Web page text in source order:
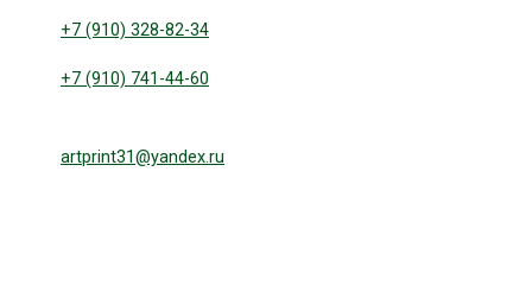
+7 (910) 328-82-34
+7 (910) 741-44-60
artprint31@yandex.ru